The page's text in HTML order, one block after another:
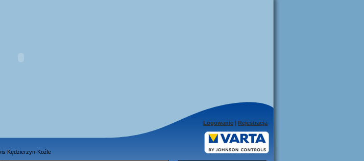
Logowanie | Rejestracja
Kędzierzyn-Koźle